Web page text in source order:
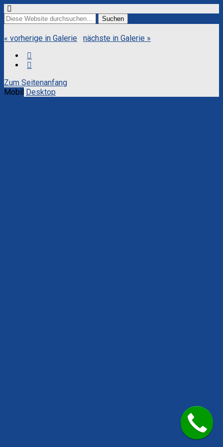
« vorherige in Galerie nächste in Galerie »
Zum Seitenanfang
Mobil Desktop